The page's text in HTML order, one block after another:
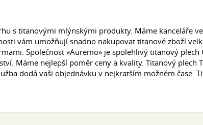
s titanovými mlýnskými produkty. Máme kanceláře
vám umožňují snadno nakupovat titanové zboží
Společnost «Auremo» je spolehlivý titanový plech
Máme nejlepší poměr ceny a kvality. Titanový plech
dodá vaši objednávku v nejkratším možném čase.